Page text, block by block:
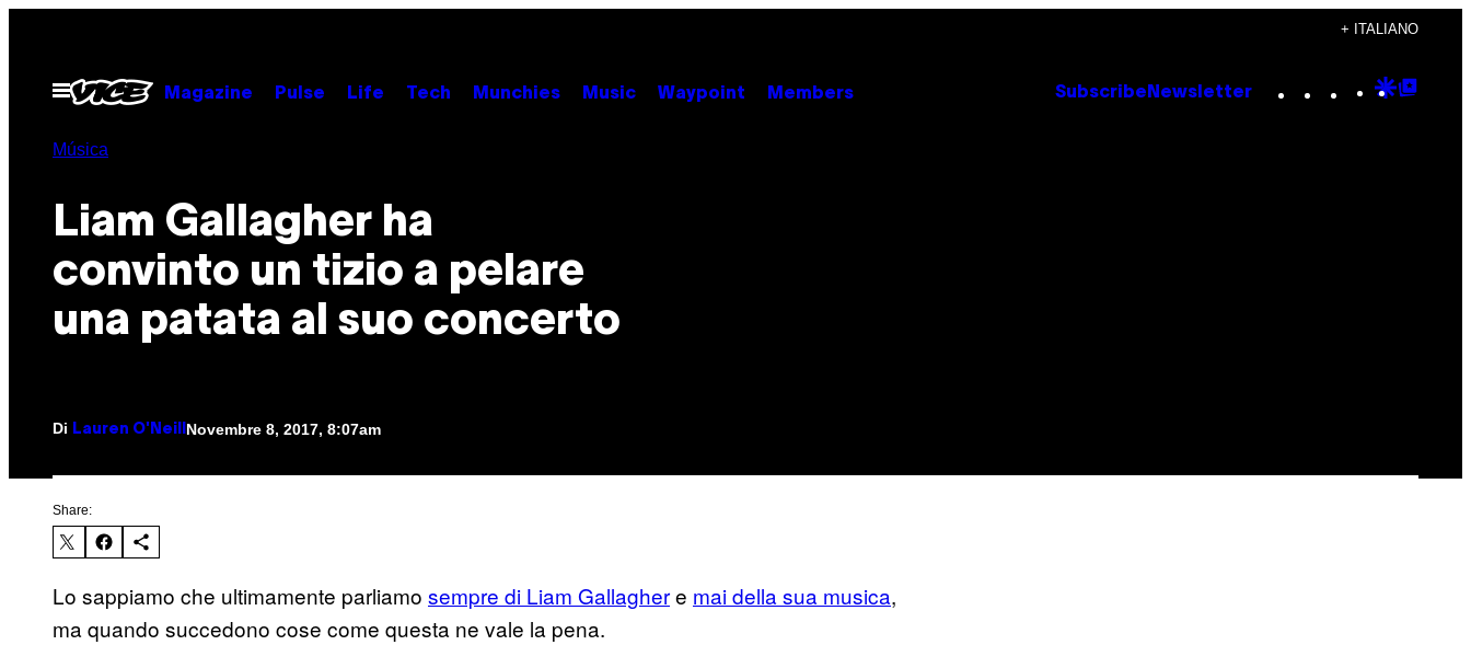
contenuto
+ ITALIANO
Apri
Magazine Pulse Life Tech Munchies Music Waypoint Members Subscribe Newsletter Instagram
TikTok
YouTube
Google
Música
Liam Gallagher ha
convinto un tizio a pelare
una patata al suo concerto
Di Lauren O'Neill Novembre 8, 2017, 8:07am
Share:
Lo sappiamo che ultimamente parliamo sempre di Liam Gallaghere mai della sua musica,
ma quando succedono cose come questa ne vale la pena.